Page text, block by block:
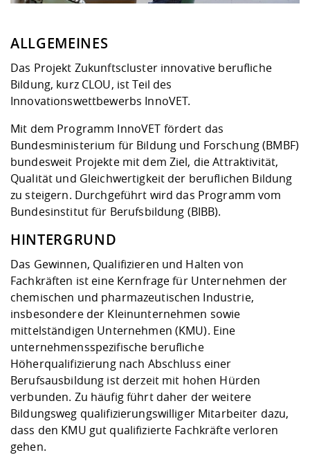
Checkliste zum
Digitales Lernen
Fremdsprachen
Jobs, Praktika,
Angebote der
Arbeit
Weiterbilden im
Internationale
Gründung und
Förderverein
Qualitätssicherung
ALLGEMEINES
Das Projekt Zukunftscluster innovative berufliche
Bildung, kurz CLOU, ist Teil des
Innovationswettbewerbs InnoVET.
Mit dem Programm InnoVET fördert das
Bundesministerium für Bildung und Forschung (BMBF)
bundesweit Projekte mit dem Ziel, die Attraktivität,
Qualität und Gleichwertigkeit der beruflichen Bildung
zu steigern. Durchgeführt wird das Programm vom
Bundesinstitut für Berufsbildung (BIBB).
HINTERGRUND
Das Gewinnen, Qualifizieren und Halten von
Fachkräften ist eine Kernfrage für Unternehmen der
chemischen und pharmazeutischen Industrie,
insbesondere der Kleinunternehmen sowie
mittelständigen Unternehmen (KMU). Eine
unternehmensspezifische berufliche
Höherqualifizierung nach Abschluss einer
Berufsausbildung ist derzeit mit hohen Hürden
verbunden. Zu häufig führt daher der weitere
Bildungsweg qualifizierungswilliger Mitarbeiter dazu,
dass den KMU gut qualifizierte Fachkräfte verloren
gehen.